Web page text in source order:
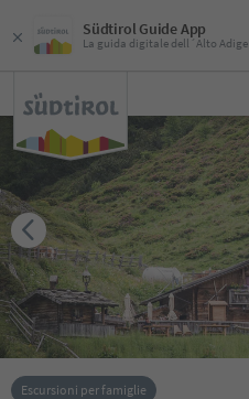
Südtirol Guide App
La guida digitale dell´Alto Adige
Escursioni per famiglie